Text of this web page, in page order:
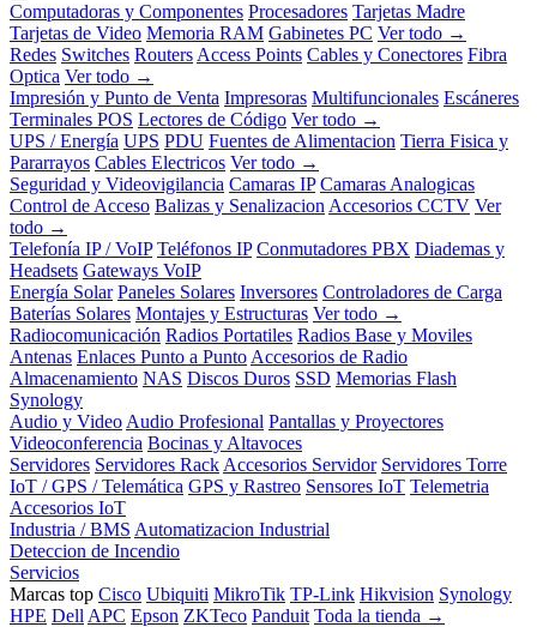
Computadoras y Componentes Procesadores Tarjetas Madre
Tarjetas de Video Memoria RAM Gabinetes PC Ver todo →
Redes Switches Routers Access Points Cables y Conectores Fibra
Optica Ver todo →
Impresión y Punto de Venta Impresoras Multifuncionales Escáneres
Terminales POS Lectores de Código Ver todo →
UPS / Energía UPS PDU Fuentes de Alimentacion Tierra Fisica y
Pararrayos Cables Electricos Ver todo →
Seguridad y Videovigilancia Camaras IP Camaras Analogicas
Control de Acceso Balizas y Senalizacion Accesorios CCTV Ver
todo →
Telefonía IP / VoIP Teléfonos IP Conmutadores PBX Diademas y
Headsets Gateways VoIP
Energía Solar Paneles Solares Inversores Controladores de Carga
Baterías Solares Montajes y Estructuras Ver todo →
Radiocomunicación Radios Portatiles Radios Base y Moviles
Antenas Enlaces Punto a Punto Accesorios de Radio
Almacenamiento NAS Discos Duros SSD Memorias Flash
Synology
Audio y Video Audio Profesional Pantallas y Proyectores
Videoconferencia Bocinas y Altavoces
Servidores Servidores Rack Accesorios Servidor Servidores Torre
IoT / GPS / Telemática GPS y Rastreo Sensores IoT Telemetria
Accesorios IoT
Industria / BMS Automatizacion Industrial
Deteccion de Incendio
Servicios
Marcas top Cisco Ubiquiti MikroTik TP-Link Hikvision Synology
HPE Dell APC Epson ZKTeco Panduit Toda la tienda →